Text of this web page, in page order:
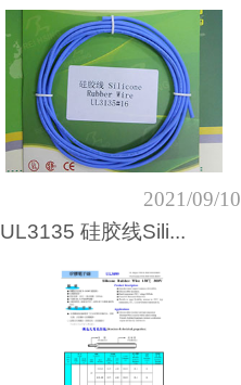
2021/09/10
UL3135 硅胶线Sili...